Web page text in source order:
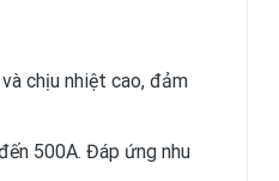
chịu nhiệt cao, đảm
500A. Đáp ứng nhu